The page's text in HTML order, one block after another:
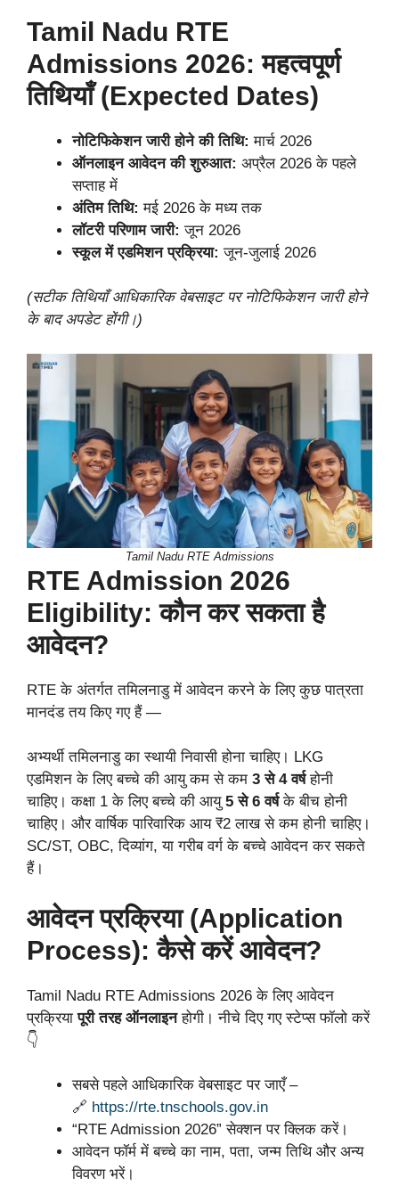
Tamil Nadu RTE
Admissions 2026: महत्वपूर्ण
तिथियाँ (Expected Dates)
नोटिफिकेशन जारी होने की तिथि: मार्च 2026
ऑनलाइन आवेदन की शुरुआत: अप्रैल 2026 के पहले
सप्ताह में
अंतिम तिथि: मई 2026 के मध्य तक
लॉटरी परिणाम जारी: जून 2026
स्कूल में एडमिशन प्रक्रिया: जून-जुलाई 2026
(सटीक तिथियाँ आधिकारिक वेबसाइट पर नोटिफिकेशन जारी होने
के बाद अपडेट होंगी।)
Tamil Nadu RTE Admissions
RTE Admission 2026
Eligibility: कौन कर सकता है
आवेदन?
RTE के अंतर्गत तमिलनाडु में आवेदन करने के लिए कुछ पात्रता
मानदंड तय किए गए हैं —
अभ्यर्थी तमिलनाडु का स्थायी निवासी होना चाहिए। LKG
एडमिशन के लिए बच्चे की आयु कम से कम 3 से 4 वर्षहोनी
चाहिए। कक्षा 1 के लिए बच्चे की आयु 5 से 6 वर्षके बीच होनी
चाहिए। और वार्षिक पारिवारिक आय ₹2 लाख से कम होनी चाहिए।
SC/ST, OBC, दिव्यांग, या गरीब वर्ग के बच्चे आवेदन कर सकते
हैं।
आवेदन प्रक्रिया (Application
Process): कैसे करें आवेदन?
Tamil Nadu RTE Admissions 2026 के लिए आवेदन
प्रक्रियापूरी तरह ऑनलाइनहोगी। नीचे दिए गए स्टेप्स फॉलो करें
👇
सबसे पहले आधिकारिक वेबसाइट पर जाएँ –
🔗 https://rte.tnschools.gov.in
“RTE Admission 2026” सेक्शन पर क्लिक करें।
आवेदन फॉर्म में बच्चे का नाम, पता, जन्म तिथि और अन्य
विवरण भरें।